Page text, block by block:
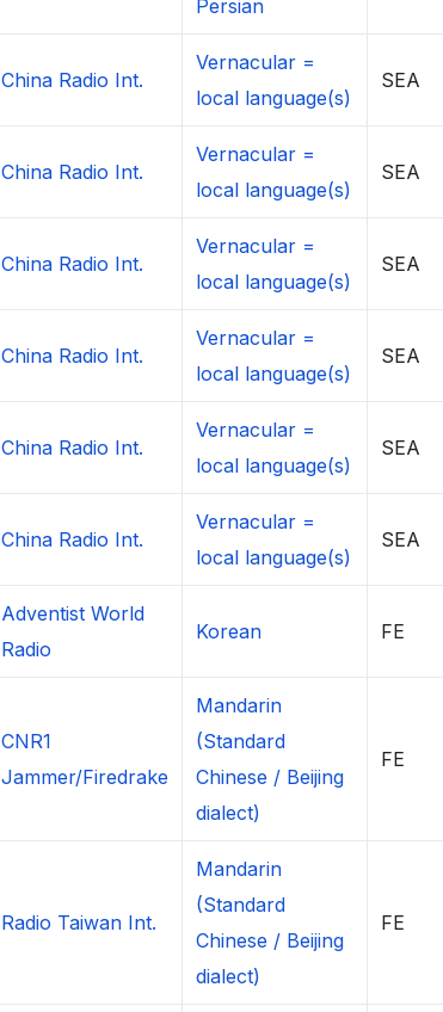
Persian
China Radio Int.
Vernacular =
local language(s)
SEA
China Radio Int.
Vernacular =
local language(s)
SEA
China Radio Int.
Vernacular =
local language(s)
SEA
China Radio Int.
Vernacular =
local language(s)
SEA
China Radio Int.
Vernacular =
local language(s)
SEA
China Radio Int.
Vernacular =
local language(s)
SEA
Adventist World
Radio
Korean FE
CNR1
Jammer/Firedrake
Mandarin
(Standard
Chinese / Beijing
dialect)
FE
Radio Taiwan Int.
Mandarin
(Standard
Chinese / Beijing
dialect)
FE